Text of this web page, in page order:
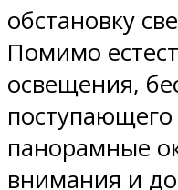
обстановку
Помимо
освещения,
панорамные
внимания и